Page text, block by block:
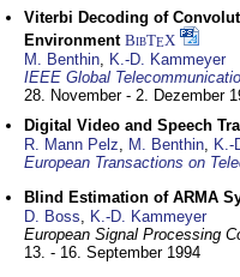
Viterbi Decoding of
Environment BibTEX
M. Benthin, K.-D. Kammeyer
IEEE Global
28. November - 2. Dezember
Digital Video and Speech
R. Mann Pelz, M. Benthin, K.-
European Transactions on
Blind Estimation of ARMA
D. Boss, K.-D. Kammeyer
European Signal Processing
13. - 16. September 1994